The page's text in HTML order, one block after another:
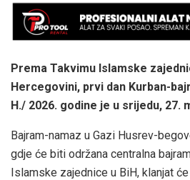
Prema Takvimu Islamske
Hercegovini, prvi dan Kurban-
H./ 2026. godine je u srijedu, 27.
Bajram-namaz u Gazi Husrev-
gdje će biti održana centralna
Islamske zajednice u BiH, klanjat